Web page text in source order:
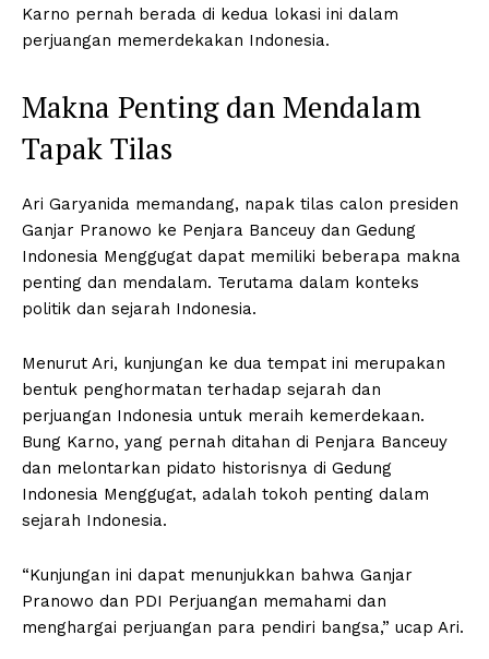
Karno pernah berada di kedua lokasi ini dalam
perjuangan memerdekakan Indonesia.
Makna Penting dan Mendalam
Tapak Tilas
Ari Garyanida memandang, napak tilas calon presiden
Ganjar Pranowo ke Penjara Banceuy dan Gedung
Indonesia Menggugat dapat memiliki beberapa makna
penting dan mendalam. Terutama dalam konteks
politik dan sejarah Indonesia.
Menurut Ari, kunjungan ke dua tempat ini merupakan
bentuk penghormatan terhadap sejarah dan
perjuangan Indonesia untuk meraih kemerdekaan.
Bung Karno, yang pernah ditahan di Penjara Banceuy
dan melontarkan pidato historisnya di Gedung
Indonesia Menggugat, adalah tokoh penting dalam
sejarah Indonesia.
“Kunjungan ini dapat menunjukkan bahwa Ganjar
Pranowo dan PDI Perjuangan memahami dan
menghargai perjuangan para pendiri bangsa,” ucap Ari.